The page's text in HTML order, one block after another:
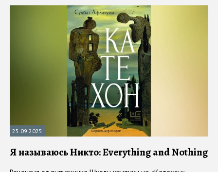
25.09.2025
Я называюсь Никто: Everything and Nothing